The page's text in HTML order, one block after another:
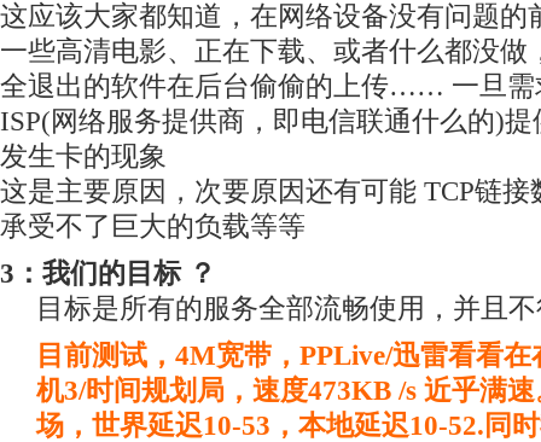
这应该大家都知道，在网络设备没有问题的
一些高清电影、正在下载、或者什么都没做
全退出的软件在后台偷偷的上传…… 一旦需
ISP(网络服务提供商，即电信联通什么的)
发生卡的现象
这是主要原因，次要原因还有可能 TCP链
承受不了巨大的负载等等
3：我们的目标 ？
目标是所有的服务全部流畅使用，并且
目前测试，4M宽带，PPLive/迅雷看看
机3/时间规划局，速度473KB /s 近乎满
场，世界延迟10-53，本地延迟10-52.同